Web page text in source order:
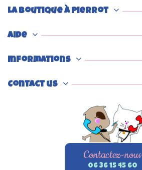
La boutique à Pierrot
Aide
Informations
Contact us
Contactez-nous
06 36 15 45 60